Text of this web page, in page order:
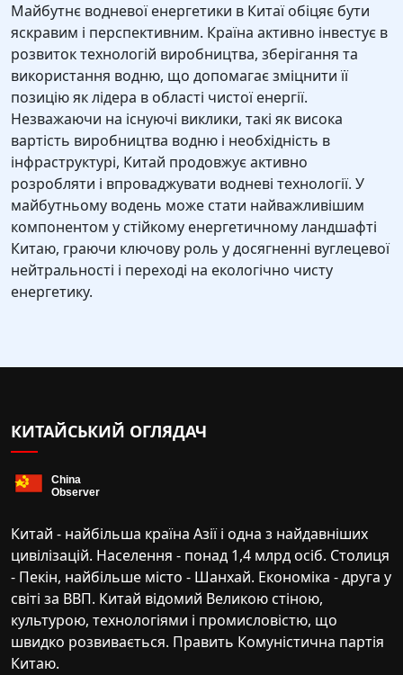
Майбутнє водневої енергетики в Китаї обіцяє бути
яскравим і перспективним. Країна активно інвестує в
розвиток технологій виробництва, зберігання та
використання водню, що допомагає зміцнити її
позицію як лідера в області чистої енергії.
Незважаючи на існуючі виклики, такі як висока
вартість виробництва водню і необхідність в
інфраструктурі, Китай продовжує активно
розробляти і впроваджувати водневі технології. У
майбутньому водень може стати найважливішим
компонентом у стійкому енергетичному ландшафті
Китаю, граючи ключову роль у досягненні вуглецевої
нейтральності і переході на екологічно чисту
енергетику.
КИТАЙСЬКИЙ ОГЛЯДАЧ
Китай - найбільша країна Азії і одна з найдавніших
цивілізацій. Населення - понад 1,4 млрд осіб. Столиця
- Пекін, найбільше місто - Шанхай. Економіка - друга у
світі за ВВП. Китай відомий Великою стіною,
культурою, технологіями і промисловістю, що
швидко розвивається. Править Комуністична партія
Китаю.